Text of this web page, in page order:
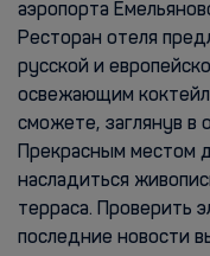
аэропорта
Ресторан отеля
русской и
освежающим
сможете, заглянув в
Прекрасным местом
насладиться
терраса. Проверить
последние новости